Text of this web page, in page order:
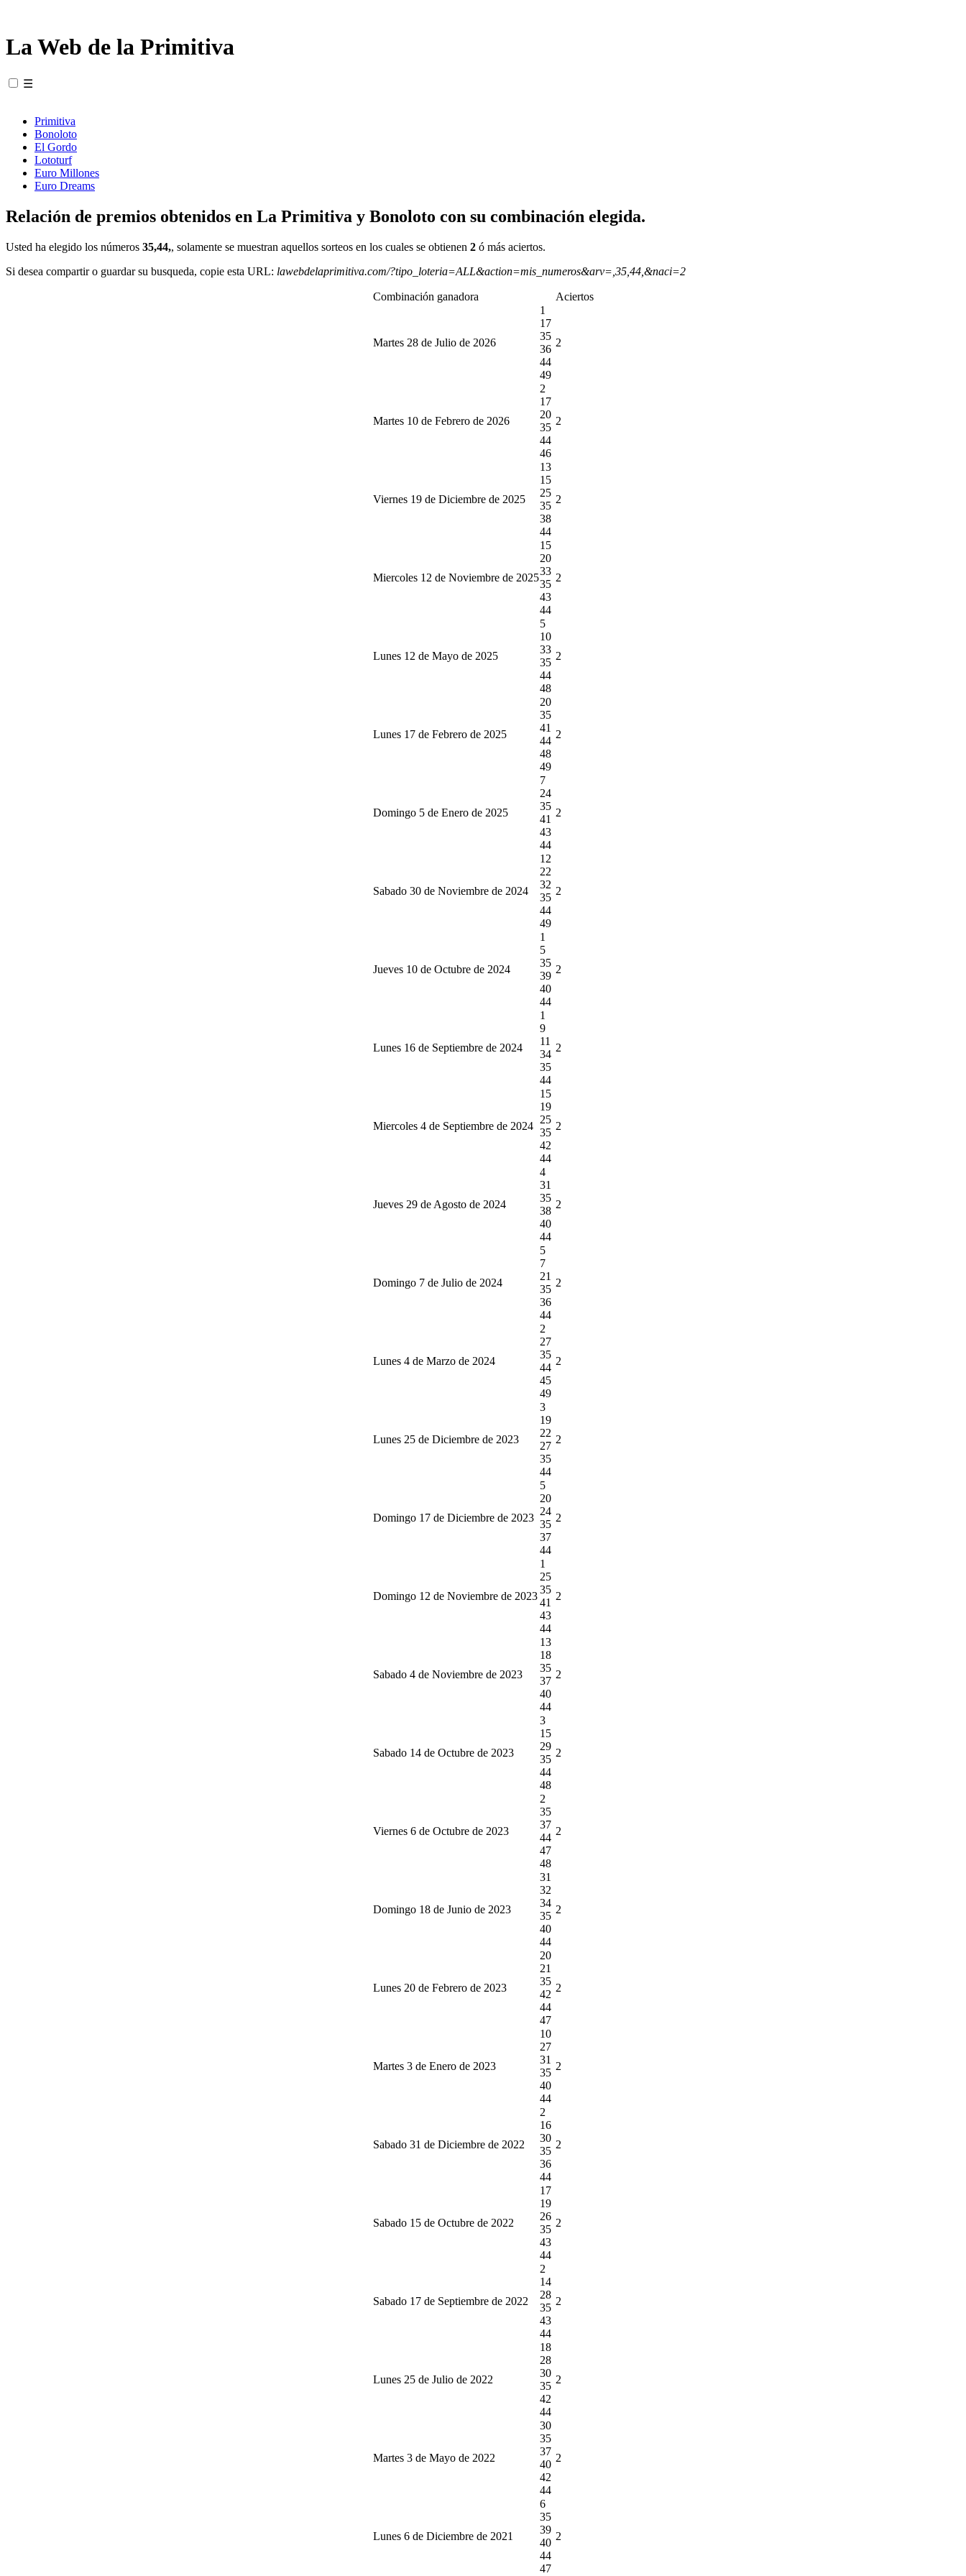
La Web de la Primitiva
☰
Primitiva
Bonoloto
El Gordo
Lototurf
Euro Millones
Euro Dreams
Relación de premios obtenidos en La Primitiva y Bonoloto con su combinación elegida.
Usted ha elegido los números 35,44,, solamente se muestran aquellos sorteos en los cuales se obtienen 2 ó más aciertos.
Si desea compartir o guardar su busqueda, copie esta URL: lawebdelaprimitiva.com/?tipo_loteria=ALL&action=mis_numeros&arv=,35,44,&naci=2
Combinación ganadora Aciertos
Martes 28 de Julio de 2026
1
17
35
36
44
49
2
Martes 10 de Febrero de 2026
2
17
20
35
44
46
2
Viernes 19 de Diciembre de 2025
13
15
25
35
38
44
2
Miercoles 12 de Noviembre de 2025
15
20
33
35
43
44
2
Lunes 12 de Mayo de 2025
5
10
33
35
44
48
2
Lunes 17 de Febrero de 2025
20
35
41
44
48
49
2
Domingo 5 de Enero de 2025
7
24
35
41
43
44
2
Sabado 30 de Noviembre de 2024
12
22
32
35
44
49
2
Jueves 10 de Octubre de 2024
1
5
35
39
40
44
2
Lunes 16 de Septiembre de 2024
1
9
11
34
35
44
2
Miercoles 4 de Septiembre de 2024
15
19
25
35
42
44
2
Jueves 29 de Agosto de 2024
4
31
35
38
40
44
2
Domingo 7 de Julio de 2024
5
7
21
35
36
44
2
Lunes 4 de Marzo de 2024
2
27
35
44
45
49
2
Lunes 25 de Diciembre de 2023
3
19
22
27
35
44
2
Domingo 17 de Diciembre de 2023
5
20
24
35
37
44
2
Domingo 12 de Noviembre de 2023
1
25
35
41
43
44
2
Sabado 4 de Noviembre de 2023
13
18
35
37
40
44
2
Sabado 14 de Octubre de 2023
3
15
29
35
44
48
2
Viernes 6 de Octubre de 2023
2
35
37
44
47
48
2
Domingo 18 de Junio de 2023
31
32
34
35
40
44
2
Lunes 20 de Febrero de 2023
20
21
35
42
44
47
2
Martes 3 de Enero de 2023
10
27
31
35
40
44
2
Sabado 31 de Diciembre de 2022
2
16
30
35
36
44
2
Sabado 15 de Octubre de 2022
17
19
26
35
43
44
2
Sabado 17 de Septiembre de 2022
2
14
28
35
43
44
2
Lunes 25 de Julio de 2022
18
28
30
35
42
44
2
Martes 3 de Mayo de 2022
30
35
37
40
42
44
2
Lunes 6 de Diciembre de 2021
6
35
39
40
44
47
2